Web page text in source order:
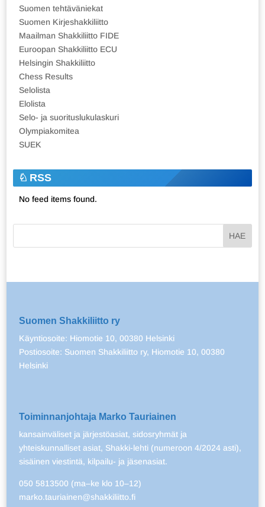
Suomen tehtäväniekat
Suomen Kirjeshakkiliitto
Maailman Shakkiliitto FIDE
Euroopan Shakkiliitto ECU
Helsingin Shakkiliitto
Chess Results
Selolista
Elolista
Selo- ja suorituslukulaskuri
Olympiakomitea
SUEK
RSS
No feed items found.
Suomen Shakkiliitto ry
Käyntiosoite: Hiomotie 10, 00380 Helsinki
Postiosoite: Suomen Shakkiliitto ry, Hiomotie 10, 00380
Helsinki
Toiminnanjohtaja Marko Tauriainen
kansainväliset ja järjestöasiat, sidosryhmät ja
yhteiskunnalliset asiat, Shakki-lehti (numeroon 4/2024 asti),
sisäinen viestintä, kilpailu- ja jäsenasiat.
050 5813500 (ma–ke klo 10–12)
marko.tauriainen@shakkiliitto.fi